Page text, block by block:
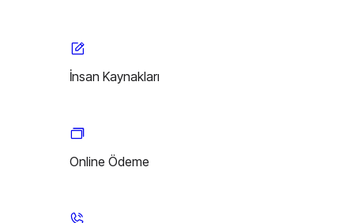
İnsan Kaynakları
Online Ödeme